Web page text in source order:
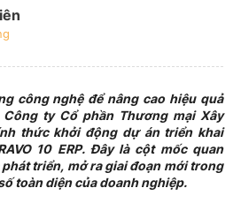
công nghệ để nâng cao hiệu quả
ty Cổ phần Thương mại Xây
thức khởi động dự án triển khai
10 ERP. Đây là cột mốc quan
triển, mở ra giai đoạn mới trong
toàn diện của doanh nghiệp.